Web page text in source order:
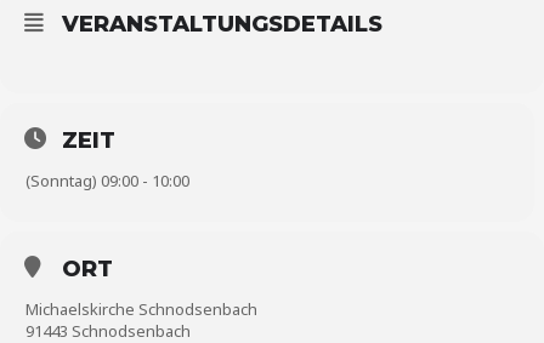
VERANSTALTUNGSDETAILS
ZEIT
(Sonntag) 09:00 - 10:00
ORT
Michaelskirche Schnodsenbach
91443 Schnodsenbach